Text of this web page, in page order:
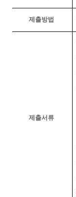
제출방법
제출서류